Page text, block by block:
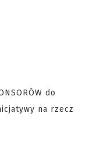
do
na rzecz